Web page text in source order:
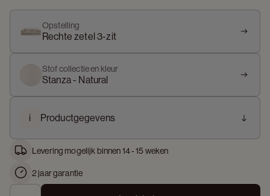
Opstelling
Rechte zetel 3-zit
Stof collectie en kleur
Stanza - Natural
i Productgegevens
Levering mogelijk binnen 14 - 15 weken
2 jaar garantie